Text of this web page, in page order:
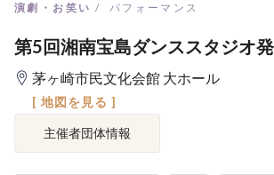
演劇・お笑い パフォーマンス
第5回湘南宝島ダンススタジオ
茅ヶ崎市民文化会館 大ホール
[ 地図を見る ]
主催者団体情報